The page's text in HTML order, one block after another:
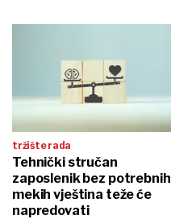
tržište rada
Tehnički stručan
zaposlenik bez potrebnih
mekih vještina teže će
napredovati